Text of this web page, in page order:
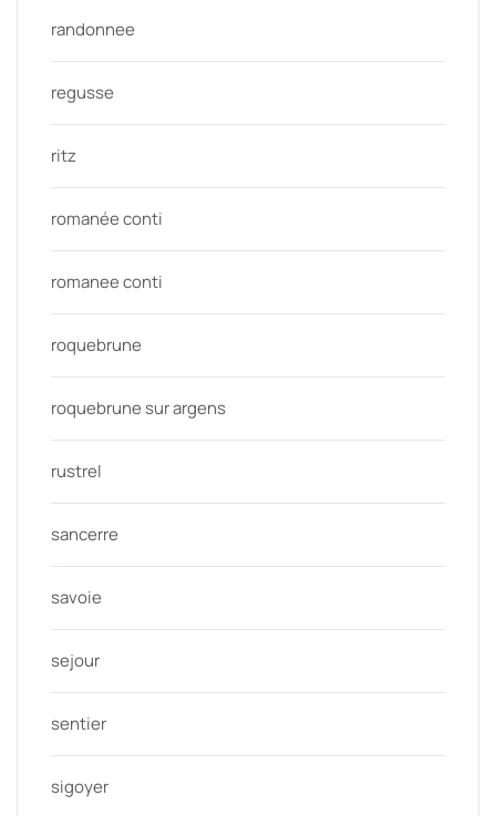
randonnee
regusse
ritz
romanée conti
romanee conti
roquebrune
roquebrune sur argens
rustrel
sancerre
savoie
sejour
sentier
sigoyer